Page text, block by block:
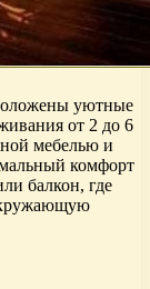
уютные
от 2 до 6
мебелью и
комфорт
балкон, где